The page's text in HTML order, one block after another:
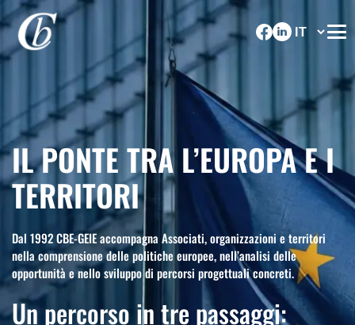
IL PONTE TRA L’EUROPA E I
TERRITORI
Dal 1992 CBE-GEIE accompagna Associati, organizzazioni e territori
nella comprensione delle politiche europee, nell’analisi delle
opportunità e nello sviluppo di percorsi progettuali concreti.
Un percorso in tre passaggi: